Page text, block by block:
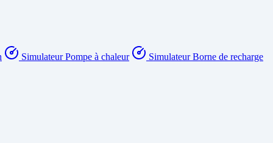
Simulateur Pompe à chaleur
Simulateur Borne de recharge